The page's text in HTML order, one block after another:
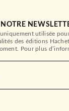
utilisée
des éditions
Pour plus